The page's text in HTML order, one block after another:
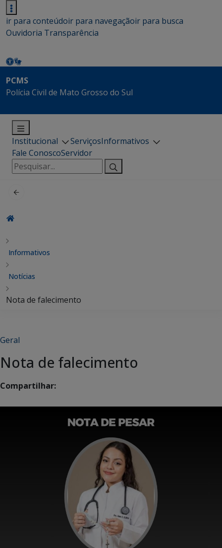
ir para conteúdoir para navegaçãoir para busca
Ouvidoria Transparência
PCMS
Polícia Civil de Mato Grosso do Sul
Institucional ServiçosInformativos
Fale ConoscoServidor
Pesquisar
por:
Informativos
Notícias
Nota de falecimento
Geral
Nota de falecimento
Compartilhar: